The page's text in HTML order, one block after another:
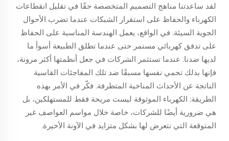
لقد ساعدتنا مناهج التصميم المتخصصة حقًا في تقليل انقطاعات
الكهرباء والحفاظ على استقرار الشبكات عندما تضرب الأحوال
الجوية السيئة. في الواقع، يعمل الهندسة المناسبة على الحفاظ
على تدفق كهربائي مستمر حتى عندما تطلق الطبيعة أسوأ ما
لديها ضدنا. عندما تستثمر الشركات في جعل أنظمتها أكثر مرونة،
فإنها بذلك تحمي نفسها مسبقًا ضد تلك المفاجئات القاسية
الناتجة عن الأحداث المناخية المتطرفة. فكّر في الأمر بهذه
الطريقة: الكهرباء الموثوقة ليست مريحة فقط للمستهلكين، بل
هي ضرورية أيضًا للشركات، خاصة خلال مواسم العواصف غير
المتوقعة التي نتعرض لها بشكل متزايد في الآونة الأخيرة.